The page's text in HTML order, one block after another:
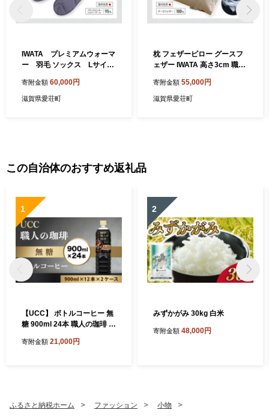
IWATA プレミアムウォーマ
ー 羽毛 ソックス Lサイ
寄附金額 60,000円
滋賀県愛荘町
枕 フェザーピロー グースフ
ェザー IWATA 高さ3cm 職人
寄附金額 55,000円
滋賀県愛荘町
この自治体のおすすめ返礼品
1
【UCC】 ボトルコーヒー 無
糖 900ml 24本 職人の珈琲 ア
水 名水使用 香料 着色料 不使
寄附金額 21,000円
2
みずかがみ 30kg 白米
寄附金額 48,000円
ふるさと納税ホーム ファッション
小物